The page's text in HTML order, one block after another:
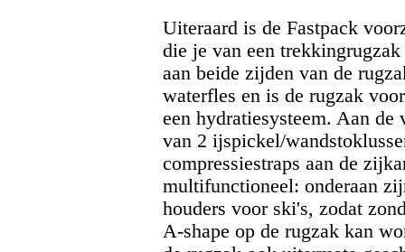
Uiteraard is de Fastpack
die je van een
aan beide zijden van de
waterfles en is de rugzak
een hydratiesysteem. Aan
van 2 ijspickel/
compressiestraps aan de
multifunctioneel: onderaan
houders voor ski's, zodat
A-shape op de rugzak kan